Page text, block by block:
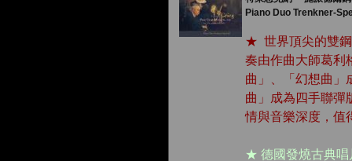
Piano Duo Trenkner-
★ 世界頂尖的雙鋼
奏由作曲大師葛利
曲」、「幻想曲」
曲」成為四手聯彈
情與音樂深度，值
★ 德國發燒古典唱